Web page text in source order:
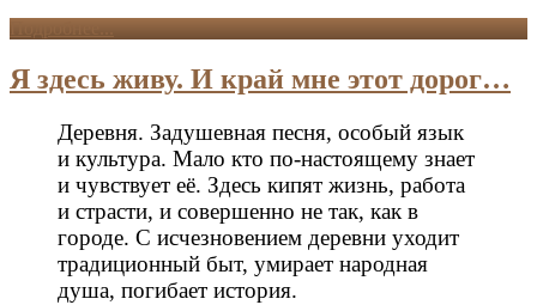
Подробнее...
Я здесь живу. И край мне этот дорог…
Деревня. Задушевная песня, особый язык
и культура. Мало кто по-настоящему знает
и чувствует её. Здесь кипят жизнь, работа
и страсти, и совершенно не так, как в
городе. С исчезновением деревни уходит
традиционный быт, умирает народная
душа, погибает история.